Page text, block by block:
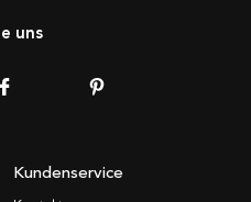
uns
Kundenservice